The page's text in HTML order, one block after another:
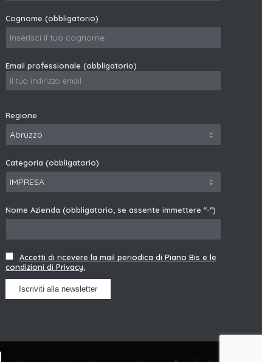
Cognome (obbligatorio)
Email professionale (obbligatorio)
Regione
Categoria (obbligatorio)
Nome Azienda (obbligatorio, se assente immettere "-")
Accetti di ricevere la mail periodica di Piano Bis e le
condizioni di Privacy.